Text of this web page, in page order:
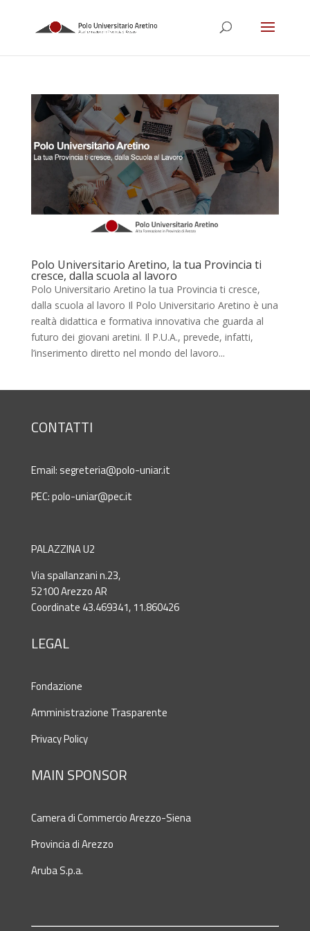
Polo Universitario Aretino, la tua Provincia ti
cresce, dalla scuola al lavoro
Polo Universitario Aretino la tua Provincia ti cresce,
dalla scuola al lavoro Il Polo Universitario Aretino è una
realtà didattica e formativa innovativa che guarda al
futuro dei giovani aretini. Il P.U.A., prevede, infatti,
l’inserimento diretto nel mondo del lavoro...
CONTATTI
Email: segreteria@polo-uniar.it
PEC:polo-uniar@pec.it
PALAZZINA U2
Via spallanzani n.23,
52100 Arezzo AR
Coordinate 43.469341, 11.860426
LEGAL
Fondazione
Amministrazione Trasparente
Privacy Policy
MAIN SPONSOR
Camera di Commercio Arezzo-Siena
Provincia di Arezzo
Aruba S.p.a.